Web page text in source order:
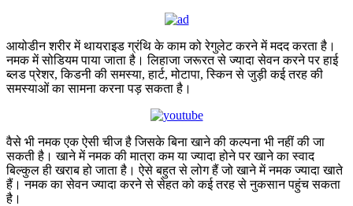
आयोडीन शरीर में थायराइड ग्रंथि के काम को रेगुलेट करने में मदद करता है।
नमक में सोडियम पाया जाता है। लिहाजा जरूरत से ज्यादा सेवन करने पर हाई
ब्लड प्रेशर, किडनी की समस्या, हार्ट, मोटापा, स्किन से जुड़ी कई तरह की
समस्याओं का सामना करना पड़ सकता है।
वैसे भी नमक एक ऐसी चीज है जिसके बिना खाने की कल्पना भी नहीं की जा
सकती है। खाने में नमक की मात्रा कम या ज्यादा होने पर खाने का स्वाद
बिल्कुल ही खराब हो जाता है। ऐसे बहुत से लोग हैं जो खाने में नमक ज्यादा खाते
हैं। नमक का सेवन ज्यादा करने से सेहत को कई तरह से नुकसान पहुंच सकता
है।